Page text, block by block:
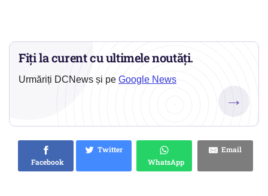
Fiți la curent cu ultimele noutăți.
Urmăriți DCNews și pe Google News
→
Facebook
Twitter
WhatsApp
Email